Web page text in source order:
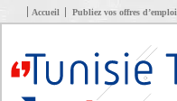
Accueil Publiez vos offres d’emploi